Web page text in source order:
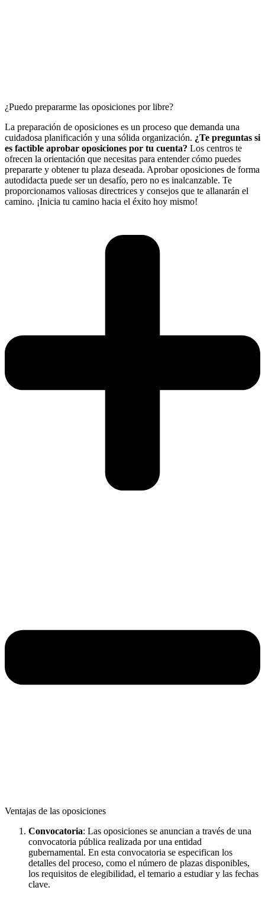
¿Puedo prepararme las oposiciones por libre?
La preparación de oposiciones es un proceso que demanda una
cuidadosa planificación y una sólida organización. ¿Te preguntas si
es factible aprobar oposiciones por tu cuenta? Los centros te
ofrecen la orientación que necesitas para entender cómo puedes
prepararte y obtener tu plaza deseada. Aprobar oposiciones de forma
autodidacta puede ser un desafío, pero no es inalcanzable. Te
proporcionamos valiosas directrices y consejos que te allanarán el
camino. ¡Inicia tu camino hacia el éxito hoy mismo!
Ventajas de las oposiciones
Convocatoria: Las oposiciones se anuncian a través de una
convocatoria pública realizada por una entidad
gubernamental. En esta convocatoria se especifican los
detalles del proceso, como el número de plazas disponibles,
los requisitos de elegibilidad, el temario a estudiar y las fechas
clave.